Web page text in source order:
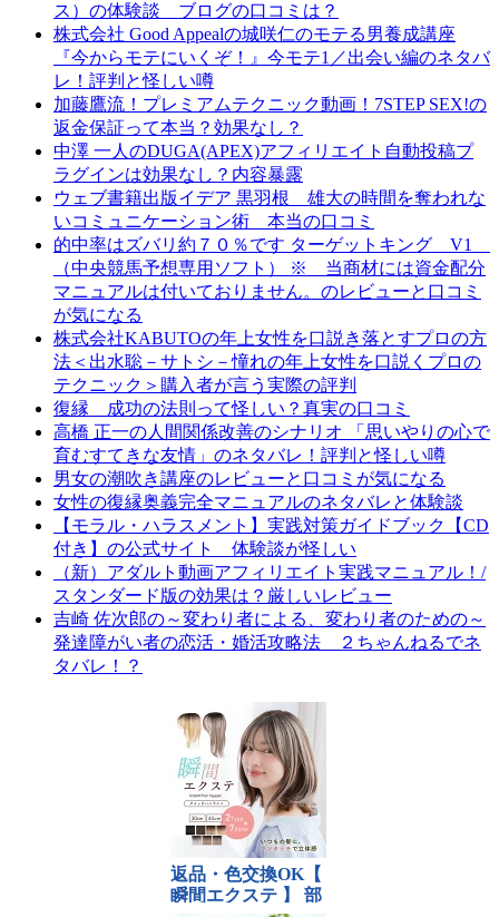
ス）の体験談 ブログの口コミは？
株式会社 Good Appealの城咲仁のモテる男養成講座
『今からモテにいくぞ！』今モテ1／出会い編のネタバ
レ！評判と怪しい噂
加藤鷹流！プレミアムテクニック動画！7STEP SEX!の
返金保証って本当？効果なし？
中澤 一人のDUGA(APEX)アフィリエイト自動投稿プ
ラグインは効果なし？内容暴露
ウェブ書籍出版イデア 黒羽根 雄大の時間を奪われな
いコミュニケーション術 本当の口コミ
的中率はズバリ約７０％です ターゲットキング V1
（中央競馬予想専用ソフト） ※ 当商材には資金配分
マニュアルは付いておりません。のレビューと口コミ
が気になる
株式会社KABUTOの年上女性を口説き落とすプロの方
法＜出水聡－サトシ－憧れの年上女性を口説くプロの
テクニック＞購入者が言う実際の評判
復縁 成功の法則って怪しい？真実の口コミ
高橋 正一の人間関係改善のシナリオ 「思いやりの心で
育むすてきな友情」のネタバレ！評判と怪しい噂
男女の潮吹き講座のレビューと口コミが気になる
女性の復縁奥義完全マニュアルのネタバレと体験談
【モラル・ハラスメント】実践対策ガイドブック【CD
付き】の公式サイト 体験談が怪しい
（新）アダルト動画アフィリエイト実践マニュアル！/
スタンダード版の効果は？厳しいレビュー
吉崎 佐次郎の～変わり者による、変わり者のための～
発達障がい者の恋活・婚活攻略法 ２ちゃんねるでネ
タバレ！？